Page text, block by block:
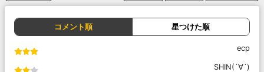
コメント順 星つけた順
ecp
SHIN(´∀`)